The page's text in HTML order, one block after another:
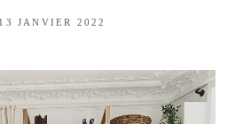
13 JANVIER 2022